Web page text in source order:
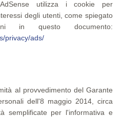
utilizza i cookie per
degli utenti, come spiegato
in questo documento:
privacy/ads/
al provvedimento del Garante
dell'8 maggio 2014, circa
semplificate per l'informativa e